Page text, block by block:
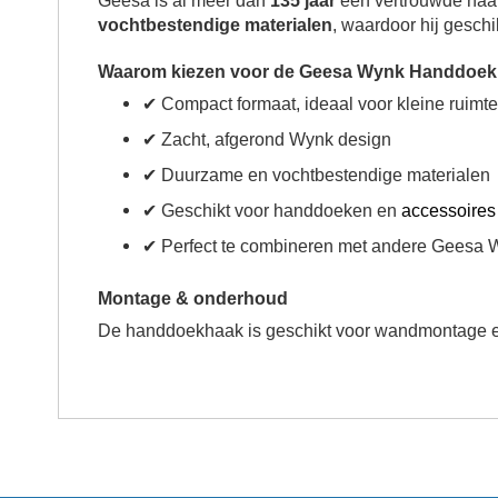
vochtbestendige materialen, waardoor hij
Waarom kiezen voor de Geesa Wynk
✔ Compact formaat, ideaal voor kleine
✔ Zacht, afgerond Wynk design
✔ Duurzame en vochtbestendige materialen
✔ Geschikt voor handdoeken en accessoires
✔ Perfect te combineren met andere Geesa
Montage & onderhoud
De handdoekhaak is geschikt voor